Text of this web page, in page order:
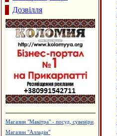
Дозвілля
Магазин "Макітра" - посуд, сувеніри
Магазин "Алладін"